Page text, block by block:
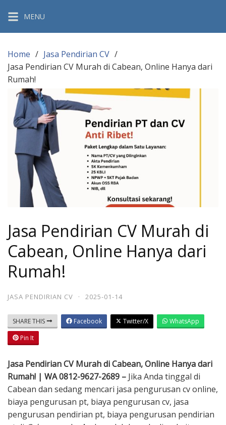
content
MENU
Home
Jasa Pendirian CV
Jasa Pendirian CV Murah di Cabean, Online Hanya dari
Rumah!
Jasa Pendirian CV Murah di
Cabean, Online Hanya dari
Rumah!
JASA PENDIRIAN CV · 2025-01-14
SHARE THIS Facebook Twitter/X
WhatsApp
Pin It
Jasa Pendirian CV Murah di Cabean, Online Hanya dari
Rumah! | WA 0812-9627-2689 – Jika Anda tinggal di
Cabean dan sedang mencari jasa pengurusan cv online,
biaya pengurusan pt, biaya pengurusan cv, jasa
pengurusan pendirian pt, biaya pengurusan pendirian